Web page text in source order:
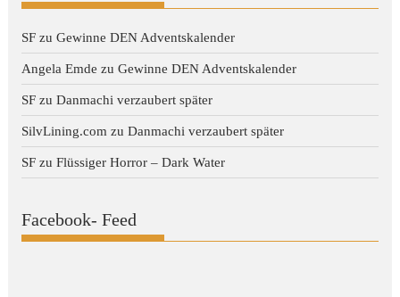
SF zuGewinne DEN Adventskalender
Angela Emde zuGewinne DEN Adventskalender
SF zuDanmachi verzaubert später
SilvLining.com zuDanmachi verzaubert später
SF zuFlüssiger Horror – Dark Water
Facebook- Feed